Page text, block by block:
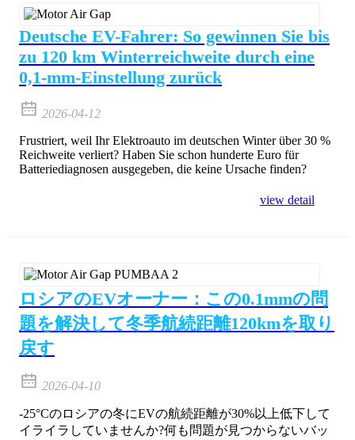
Deutsche EV-Fahrer: So gewinnen Sie bis
zu 120 km Winterreichweite durch eine
0,1-mm-Einstellung zurück
2026-04-12
Frustriert, weil Ihr Elektroauto im deutschen Winter über 30 %
Reichweite verliert? Haben Sie schon hunderte Euro für
Batteriediagnosen ausgegeben, die keine Ursache finden?
view detail
ロシアのEVオーナー：この0.1mmの問
題を解決して冬季航続距離120kmを取り
戻す
2026-04-10
-25°Cのロシアの冬にEVの航続距離が30%以上低下して
イライラしていませんか?何も問題が見つからないバッ